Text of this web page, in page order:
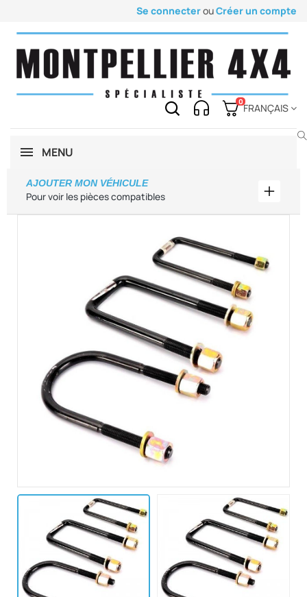
Se connecterouCréer un compte
0
FRANÇAIS
MENU
Pour voir les pièces compatibles
AJOUTER MON VÉHICULE